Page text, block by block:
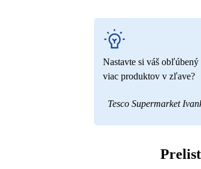
Nastavte si váš
viac produktov v zľave?
Tesco Supermarket